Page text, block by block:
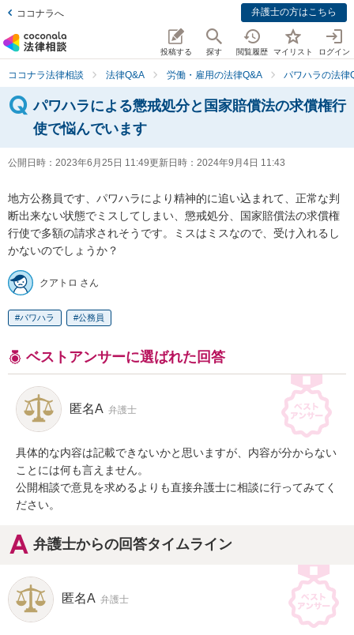
ココナラへ 弁護士の方はこちら
投稿する 探す 閲覧履歴 マイリスト ログイン
ココナラ法律相談 法律Q&A 労働・雇用の法律Q&A パワハラの法律
パワハラによる懲戒処分と国家賠償法の求償権行
使で悩んでいます
公開日時： 2023年6月25日 11:49更新日時： 2024年9月4日 11:43
地方公務員です、パワハラにより精神的に追い込まれて、正常な判
断出来ない状態でミスしてしまい、懲戒処分、国家賠償法の求償権
行使で多額の請求されそうです。ミスはミスなので、受け入れるし
かないのでしょうか？
クアトロ さん
パワハラ 公務員
ベストアンサーに選ばれた回答
匿名A 弁護士
具体的な内容は記載できないかと思いますが、内容が分からない
ことには何も言えません。
公開相談で意見を求めるよりも直接弁護士に相談に行ってみてく
ださい。
弁護士からの回答タイムライン
匿名A 弁護士